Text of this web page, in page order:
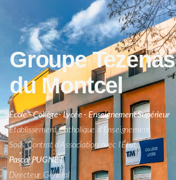
Groupe Tezenas
du Montcel
École - Collège- Lycée - Enseignement Supérieur
Établissement Catholique d'Enseignement
Sous Contrat d'Association avec l'État
Pascal PUGNET
Directeur Général